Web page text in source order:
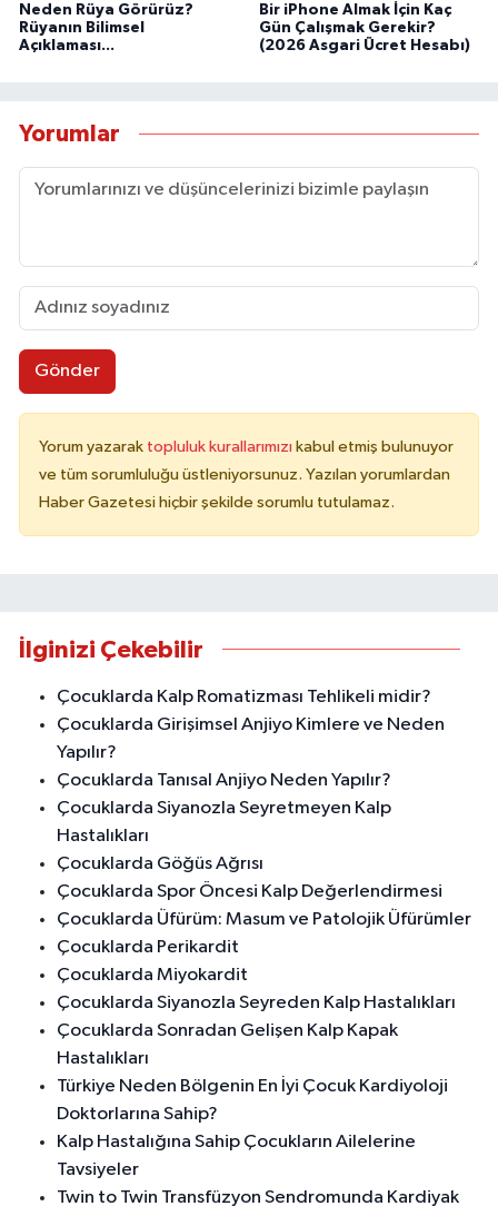
Neden Rüya Görürüz?
Rüyanın Bilimsel
Açıklaması...
Bir iPhone Almak İçin Kaç
Gün Çalışmak Gerekir?
(2026 Asgari Ücret Hesabı)
Yorumlar
Gönder
Yorum yazarak topluluk kurallarımızı kabul etmiş bulunuyor
ve tüm sorumluluğu üstleniyorsunuz. Yazılan yorumlardan
Haber Gazetesi hiçbir şekilde sorumlu tutulamaz.
İlginizi Çekebilir
Çocuklarda Kalp Romatizması Tehlikeli midir?
Çocuklarda Girişimsel Anjiyo Kimlere ve Neden
Yapılır?
Çocuklarda Tanısal Anjiyo Neden Yapılır?
Çocuklarda Siyanozla Seyretmeyen Kalp
Hastalıkları
Çocuklarda Göğüs Ağrısı
Çocuklarda Spor Öncesi Kalp Değerlendirmesi
Çocuklarda Üfürüm: Masum ve Patolojik Üfürümler
Çocuklarda Perikardit
Çocuklarda Miyokardit
Çocuklarda Siyanozla Seyreden Kalp Hastalıkları
Çocuklarda Sonradan Gelişen Kalp Kapak
Hastalıkları
Türkiye Neden Bölgenin En İyi Çocuk Kardiyoloji
Doktorlarına Sahip?
Kalp Hastalığına Sahip Çocukların Ailelerine
Tavsiyeler
Twin to Twin Transfüzyon Sendromunda Kardiyak